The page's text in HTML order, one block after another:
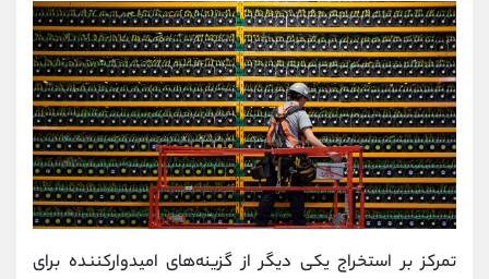
تمرکز بر استخراج یکی دیگر از گزینه‌های امیدوارکننده برای